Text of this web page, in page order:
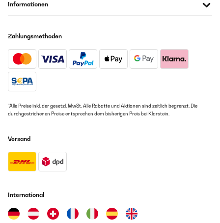
Informationen
Zahlungsmethoden
*Alle Preise inkl. der gesetzl. MwSt. Alle Rabatte und Aktionen sind zeitlich begrenzt. Die
durchgestrichenen Preise entsprechen dem bisherigen Preis bei Klarstein.
Versand
International